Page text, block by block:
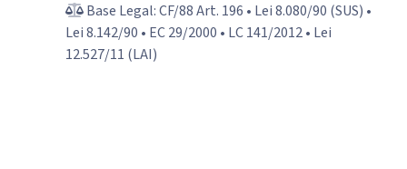
Base Legal: CF/88 Art. 196 • Lei 8.080/90 (SUS) •
Lei 8.142/90 • EC 29/2000 • LC 141/2012 • Lei
12.527/11 (LAI)